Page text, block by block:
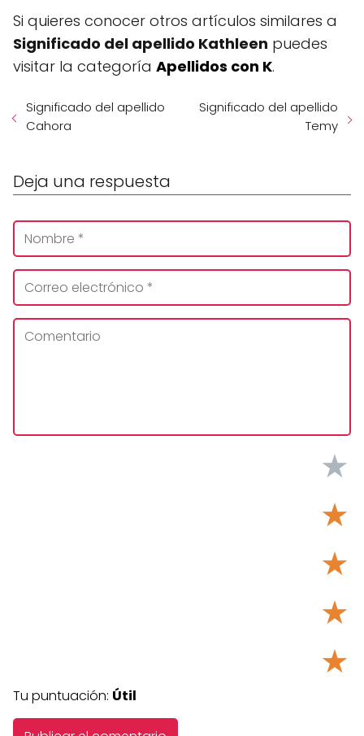
Si quieres conocer otros artículos similares a
Significado del apellido Kathleen puedes
visitar la categoría Apellidos con K.
Significado del apellido
Cahora
Significado del apellido
Temy
Deja una respuesta
★
★
★
★
★
Tu puntuación: Útil